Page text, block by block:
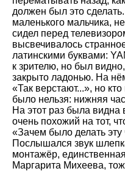
должен был это
маленького мальчика,
сидел перед
высвечивалось
латинскими буквами:
к зрителю, но был
закрыто ладонью. На
Так верстают...
, но
было нельзя: нижняя
На этот раз была видна
очень похожий на тот,
Зачем было делать эту
Послышался звук
монтажёр,
Маргарита Михеева,